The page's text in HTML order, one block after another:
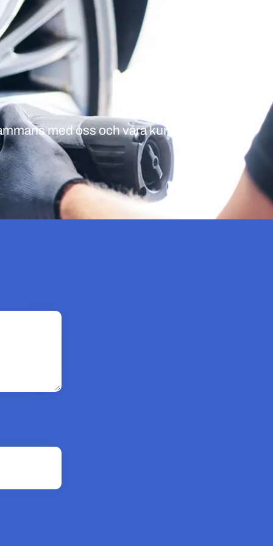
med oss och våra kunder.